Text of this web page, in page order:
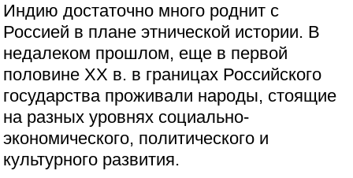
Индию достаточно много роднит с
Россией в плане этнической истории. В
недалеком прошлом, еще в первой
половине XX в. в границах Российского
государства проживали народы, стоящие
на разных уровнях социально-
экономического, политического и
культурного развития.